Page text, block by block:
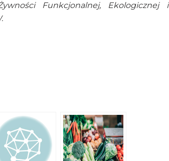
Funkcjonalnej, Ekologicznej i